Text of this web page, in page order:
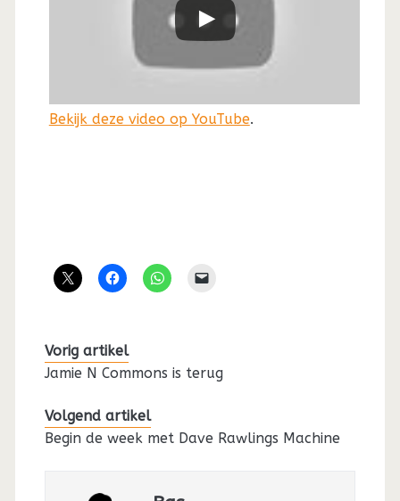
Bekijk deze video op YouTube.
Vorig artikel
Jamie N Commons is terug
Volgend artikel
Begin de week met Dave Rawlings Machine